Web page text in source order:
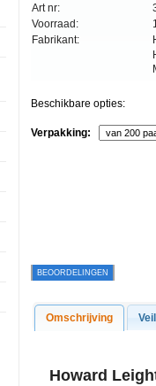
Art nr:
Voorraad:
Fabrikant:
Beschikbare opties:
Verpakking:
BEOORDELINGEN
Omschrijving
Howard